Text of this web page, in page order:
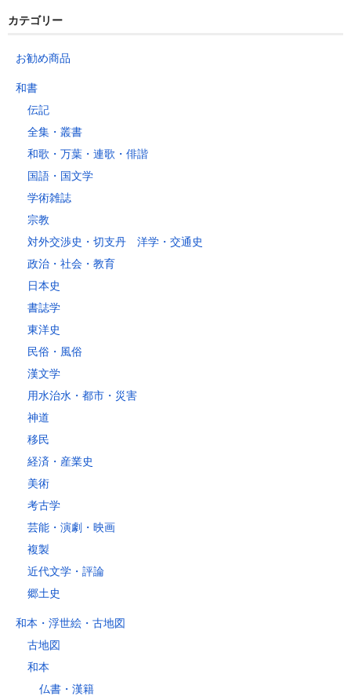
カテゴリー
お勧め商品
和書
伝記
全集・叢書
和歌・万葉・連歌・俳諧
国語・国文学
学術雑誌
宗教
対外交渉史・切支丹 洋学・交通史
政治・社会・教育
日本史
書誌学
東洋史
民俗・風俗
漢文学
用水治水・都市・災害
神道
移民
経済・産業史
美術
考古学
芸能・演劇・映画
複製
近代文学・評論
郷土史
和本・浮世絵・古地図
古地図
和本
仏書・漢籍